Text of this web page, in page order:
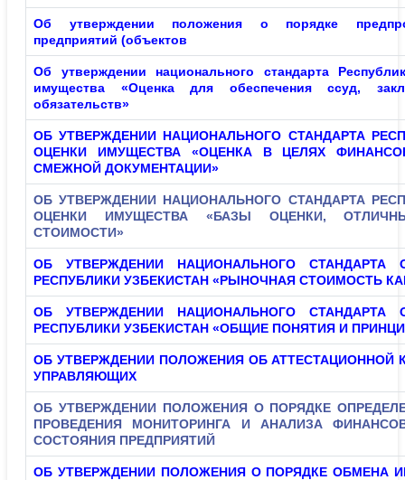
Об утверждении положения о порядке
предприятий (объектов
Об утверждении национального стандарта
имущества «Оценка для обеспечения ссуд,
обязательств»
ОБ УТВЕРЖДЕНИИ НАЦИОНАЛЬНОГО СТАНДАРТА
ОЦЕНКИ ИМУЩЕСТВА «ОЦЕНКА В ЦЕЛЯХ
СМЕЖНОЙ ДОКУМЕНТАЦИИ»
ОБ УТВЕРЖДЕНИИ НАЦИОНАЛЬНОГО СТАНДАРТА
ОЦЕНКИ ИМУЩЕСТВА «БАЗЫ ОЦЕНКИ,
СТОИМОСТИ»
ОБ УТВЕРЖДЕНИИ НАЦИОНАЛЬНОГО СТАНДАРТА
РЕСПУБЛИКИ УЗБЕКИСТАН «РЫНОЧНАЯ СТОИМОСТЬ
ОБ УТВЕРЖДЕНИИ НАЦИОНАЛЬНОГО СТАНДАРТА
РЕСПУБЛИКИ УЗБЕКИСТАН «ОБЩИЕ ПОНЯТИЯ И
ОБ УТВЕРЖДЕНИИ ПОЛОЖЕНИЯ ОБ АТТЕСТАЦИОННОЙ
УПРАВЛЯЮЩИХ
ОБ УТВЕРЖДЕНИИ ПОЛОЖЕНИЯ О ПОРЯДКЕ
ПРОВЕДЕНИЯ МОНИТОРИНГА И АНАЛИЗА
СОСТОЯНИЯ ПРЕДПРИЯТИЙ
ОБ УТВЕРЖДЕНИИ ПОЛОЖЕНИЯ О ПОРЯДКЕ ОБМЕНА